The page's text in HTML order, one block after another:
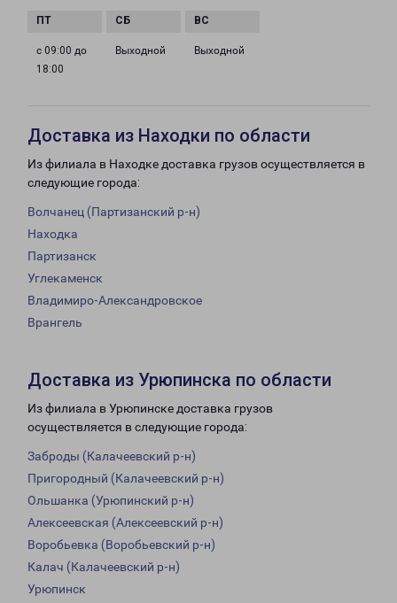
с 09:00 до
18:00
Выходной Выходной
Доставка из Находки по области
Из филиала в Находке доставка грузов осуществляется в
следующие города:
Волчанец (Партизанский р-н)
Находка
Партизанск
Углекаменск
Владимиро-Александровское
Врангель
Доставка из Урюпинска по области
Из филиала в Урюпинске доставка грузов
осуществляется в следующие города:
Заброды (Калачеевский р-н)
Пригородный (Калачеевский р-н)
Ольшанка (Урюпинский р-н)
Алексеевская (Алексеевский р-н)
Воробьевка (Воробьевский р-н)
Калач (Калачеевский р-н)
Урюпинск